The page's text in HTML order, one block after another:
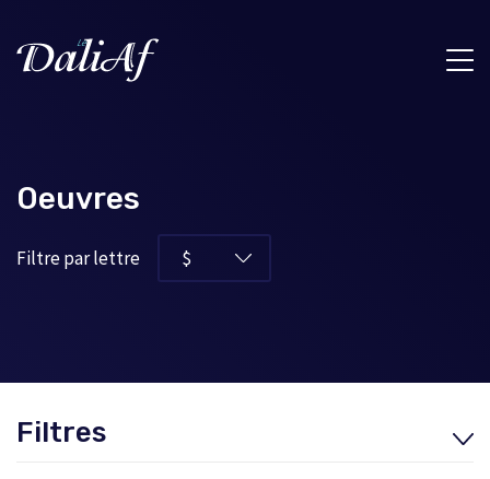
Oeuvres
Filtre par lettre
Filtres